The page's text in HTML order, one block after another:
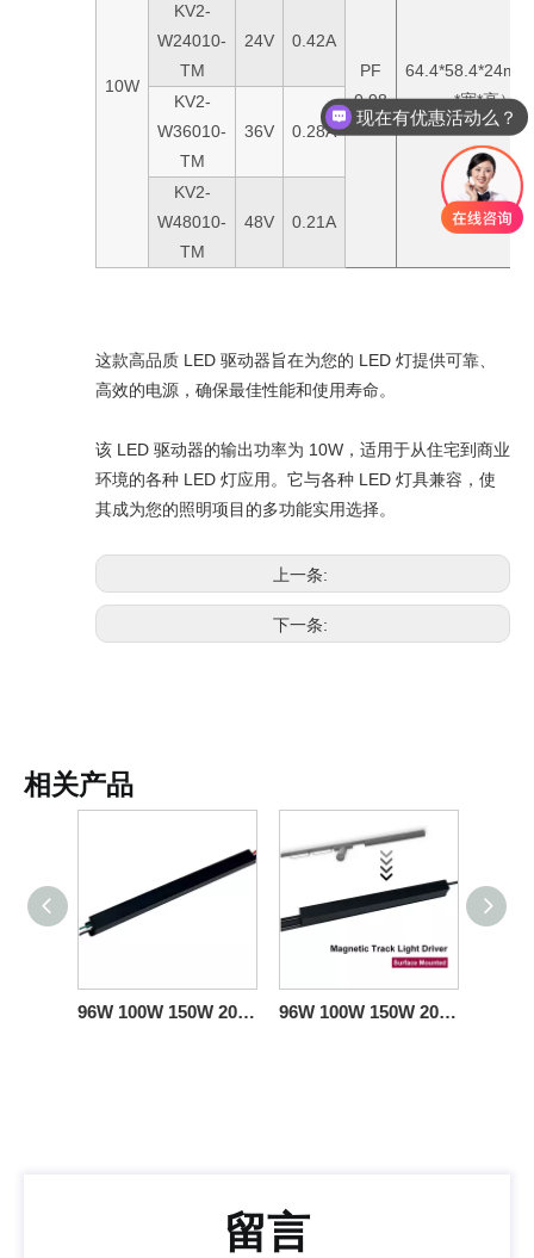
10W
PF
0.98
*宽*高）
KV2-
W24010-
TM
24V 0.42A
KV2-
W36010-
TM
36V 0.28A
KV2-
W48010-
TM
48V 0.21A
这款高品质 LED 驱动器旨在为您的 LED 灯提供可靠、
高效的电源，确保最佳性能和使用寿命。
该 LED 驱动器的输出功率为 10W，适用于从住宅到商业
环境的各种 LED 灯应用。它与各种 LED 灯具兼容，使
其成为您的照明项目的多功能实用选择。
上一条:
下一条:
相关产品
96W 100W 150W 200W 轨道照明导轨 Triac 0-10V LED 灯驱动器，适用于 LED 灯条 96W 100W 150W 200W 磁轨灯头 H 型导轨可控硅 0-10V 可调光 LED 驱动器 24V 48V DC
留言
现在有优惠活动么？